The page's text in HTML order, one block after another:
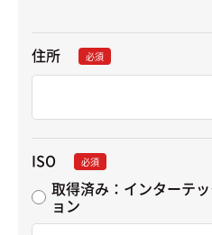
住所 必須
ISO 必須
取得済み：インターテ
ョン